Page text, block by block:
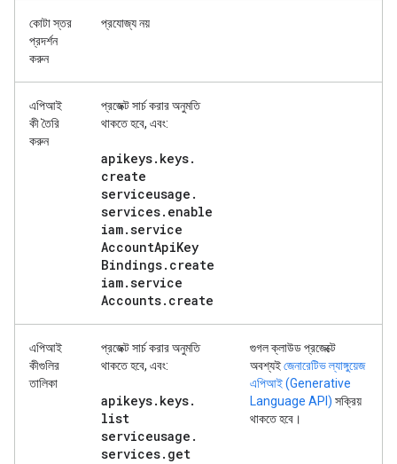
কোটা স্তর
প্রদর্শন
করুন
প্রযোজ্য নয়
এপিআই
কী তৈরি
করুন
প্রজেক্ট সার্চ করারঅনুমতি
থাকতে হবে, এবং:
apikeys. keys.
create
serviceusage .
services. enable
iam.service
AccountApiKey
Bindings. create
iam.service
Accounts. create
এপিআই
কীগুলির
তালিকা
প্রজেক্ট সার্চ করারঅনুমতি
থাকতে হবে, এবং:
apikeys. keys.
list
serviceusage .
services. get
গুগল ক্লাউড প্রজেক্টে
অবশ্যইজেনারেটিভ ল্যাঙ্গুয়েজ
এপিআই (Generative
Language API) সক্রিয়
থাকতে হবে।